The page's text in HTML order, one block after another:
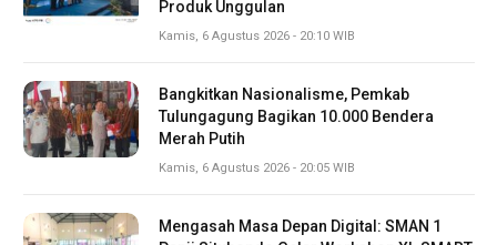
Produk Unggulan
Kamis, 6 Agustus 2026 - 20:10 WIB
Bangkitkan Nasionalisme, Pemkab
Tulungagung Bagikan 10.000 Bendera
Merah Putih
Kamis, 6 Agustus 2026 - 20:05 WIB
Mengasah Masa Depan Digital: SMAN 1